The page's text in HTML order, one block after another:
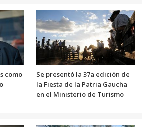
como
Se presentó la 37a edición de
la Fiesta de la Patria Gaucha
en el Ministerio de Turismo